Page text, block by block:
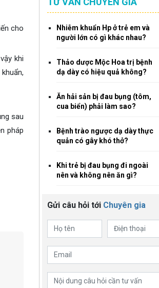
cho
khi
sau
pháp
Nhiễm khuẩn Hp ở trẻ em và
người lớn có gì khác nhau?
Thảo dược Mộc Hoa trị bệnh
dạ dày có hiệu quả không?
Ăn hải sản bị đau bụng (tôm,
cua biển) phải làm sao?
Bệnh trào ngược dạ dày thực
quản có gây khó thở?
Khi trẻ bị đau bụng đi ngoài
nên và không nên ăn gì?
Gửi câu hỏi tới Chuyên gia